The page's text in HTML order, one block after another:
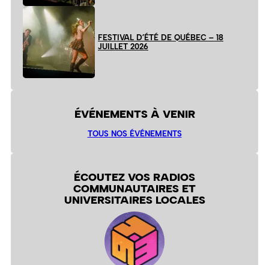
FESTIVAL D’ÉTÉ DE QUÉBEC – 18
JUILLET 2026
ÉVÉNEMENTS À VENIR
TOUS NOS ÉVÉNEMENTS
ÉCOUTEZ VOS RADIOS
COMMUNAUTAIRES ET
UNIVERSITAIRES LOCALES